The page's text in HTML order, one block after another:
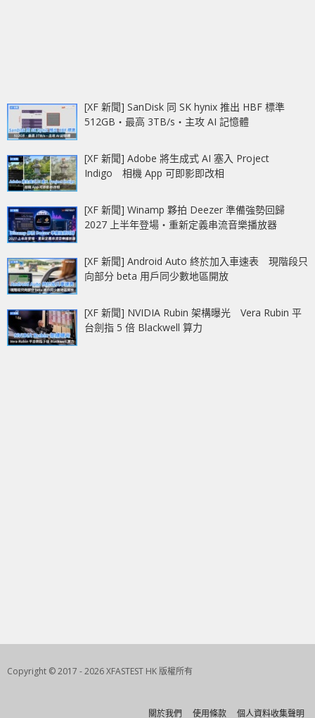
[XF 新聞] SanDisk 同 SK hynix 推出 HBF 標準
512GB‧最高 3TB/s‧主攻 AI 記憶體
[XF 新聞] Adobe 將生成式 AI 塞入 Project
Indigo 相機 App 可即影即改相
[XF 新聞] Winamp 夥拍 Deezer 準備強勢回歸
2027 上半年登場‧重新定義串流音樂播放器
[XF 新聞] Android Auto 終於加入車速表 現階段只
向部分 beta 用戶同少數地區開放
[XF 新聞] NVIDIA Rubin 架構曝光 Vera Rubin 平
台劍指 5 倍 Blackwell 算力
Copyright © 2017 - 2026 XFASTEST HK 版權所有
關於我們 使用條款 個人資料收集聲明